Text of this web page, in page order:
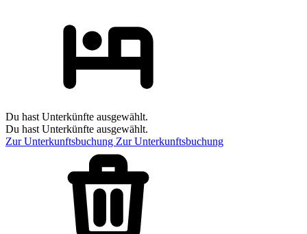
Du hast Unterkünfte ausgewählt.
Du hast Unterkünfte ausgewählt.
Zur Unterkunftsbuchung Zur Unterkunftsbuchung